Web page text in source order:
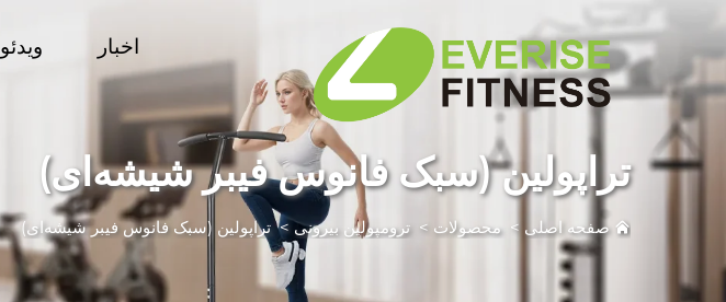
ویدئو اخبار
تراپولین (سبک فانوس فیبر شیشه‌ای)
صفحه اصلی >محصولات >ترومپولین بیرونی> تراپولین (سبک فانوس فیبر شیشه‌ای)